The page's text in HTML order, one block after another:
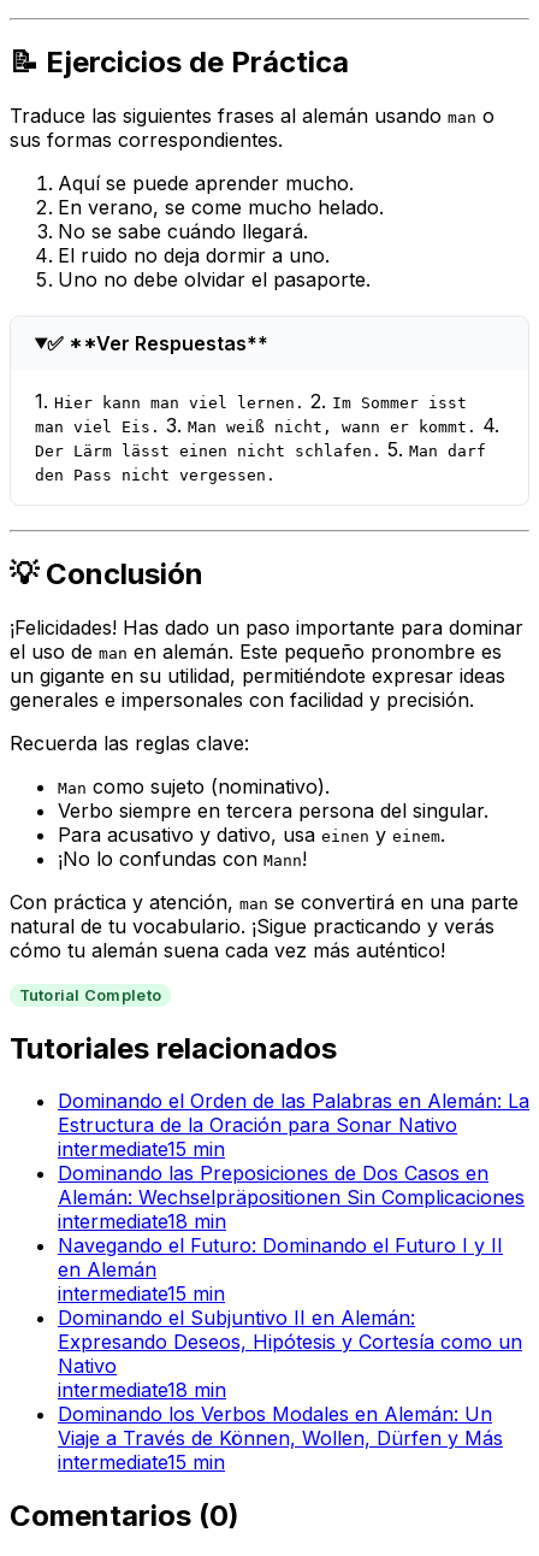
📝 Ejercicios de Práctica
Traduce las siguientes frases al alemán usando man o
sus formas correspondientes.
Aquí se puede aprender mucho.
En verano, se come mucho helado.
No se sabe cuándo llegará.
El ruido no deja dormir a uno.
Uno no debe olvidar el pasaporte.
✅ **Ver Respuestas**
1. Hier kann man viel lernen. 2. Im Sommer isst
man viel Eis. 3. Man weiß nicht, wann er kommt. 4.
Der Lärm lässt einen nicht schlafen. 5. Man darf
den Pass nicht vergessen.
💡 Conclusión
¡Felicidades! Has dado un paso importante para dominar
el uso de man en alemán. Este pequeño pronombre es
un gigante en su utilidad, permitiéndote expresar ideas
generales e impersonales con facilidad y precisión.
Recuerda las reglas clave:
Man como sujeto (nominativo).
Verbo siempre en tercera persona del singular.
Para acusativo y dativo, usa einen y einem.
¡No lo confundas con Mann!
Con práctica y atención, man se convertirá en una parte
natural de tu vocabulario. ¡Sigue practicando y verás
cómo tu alemán suena cada vez más auténtico!
Tutorial Completo
Tutoriales relacionados
Dominando el Orden de las Palabras en Alemán: La
Estructura de la Oración para Sonar Nativo
intermediate15 min
Dominando las Preposiciones de Dos Casos en
Alemán: Wechselpräpositionen Sin Complicaciones
intermediate18 min
Navegando el Futuro: Dominando el Futuro I y II
en Alemán
intermediate15 min
Dominando el Subjuntivo II en Alemán:
Expresando Deseos, Hipótesis y Cortesía como un
Nativo
intermediate18 min
Dominando los Verbos Modales en Alemán: Un
Viaje a Través de Können, Wollen, Dürfen y Más
intermediate15 min
Comentarios (0)